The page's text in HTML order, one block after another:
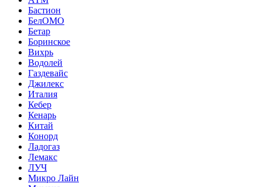
Бастион
БелОМО
Бетар
Боринское
Вихрь
Водолей
Газдевайс
Джилекс
Италия
Кебер
Кенарь
Китай
Конорд
Ладогаз
Лемакс
ЛУЧ
Микро Лайн